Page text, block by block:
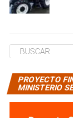
PROYECTO
MINISTERIO